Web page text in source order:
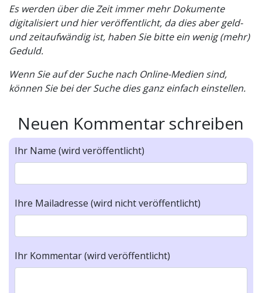
Es werden über die Zeit immer mehr Dokumente
digitalisiert und hier veröffentlicht, da dies aber geld-
und zeitaufwändig ist, haben Sie bitte ein wenig (mehr)
Geduld.
Wenn Sie auf der Suche nach Online-Medien sind,
können Sie bei der Suche dies ganz einfach einstellen.
Neuen Kommentar schreiben
Ihr Name (wird veröffentlicht)
Ihre Mailadresse (wird nicht veröffentlicht)
Ihr Kommentar (wird veröffentlicht)